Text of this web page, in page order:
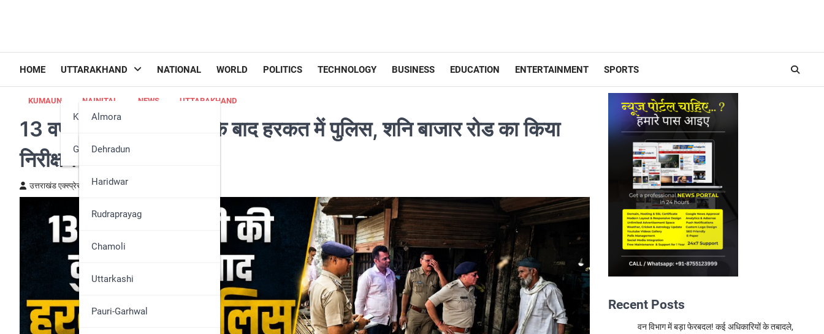
HOME UTTARAKHAND
KumaunAlmora
Bageshwar
Champawat
Nainital
Pithoragarh
Udham Singh Nagar
GarhwalDehradun
Haridwar
Rudraprayag
Chamoli
Uttarkashi
Pauri-Garhwal
NATIONAL WORLD POLITICS TECHNOLOGY BUSINESS EDUCATION ENTERTAINMENT SPORTS
KUMAUN NAINITAL NEWS UTTARAKHAND
13 वर्षीय बच्ची की दुर्घटना के बाद हरकत में पुलिस, शनि बाजार रोड का किया
निरीक्षण
उत्तराखंड एक्स्प्रेस न्यूज़ June 11, 2026
Recent Posts
वन विभाग में बड़ा फेरबदल! कई अधिकारियों के तबादले,